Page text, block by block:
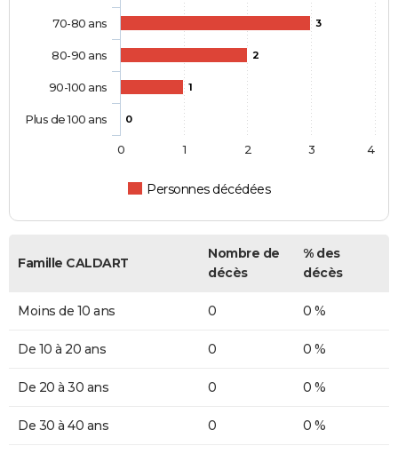
3
2
1
0
Personnes décédées
70-80 ans
80-90 ans
90-100 ans
Plus de 100 ans
0 1 2 3 4
Famille CALDART
Nombre de
décès
% des
décès
Moins de 10 ans 0 0 %
De 10 à 20 ans 0 0 %
De 20 à 30 ans 0 0 %
De 30 à 40 ans 0 0 %